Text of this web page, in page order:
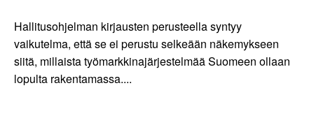
Hallitusohjelman kirjausten perusteella syntyy
vaikutelma, että se ei perustu selkeään näkemykseen
siitä, millaista työmarkkinajärjestelmää Suomeen ollaan
lopulta rakentamassa....